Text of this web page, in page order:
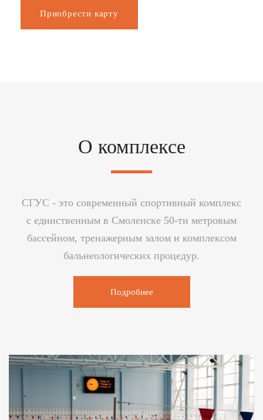
Приобрести карту
О комплексе
СГУС - это современный спортивный комплекс
с единственным в Смоленске 50-ти метровым
бассейном, тренажерным залом и комплексом
бальнеологических процедур.
Подробнее